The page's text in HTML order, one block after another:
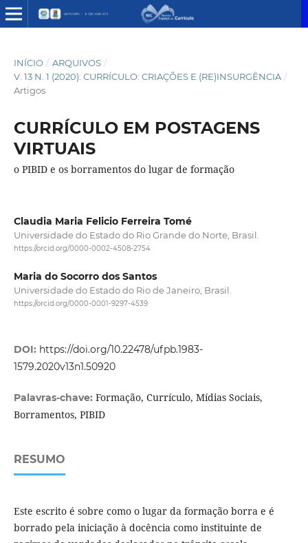
INÍCIO / ARQUIVOS /
V. 13 N. 1 (2020): CURRÍCULO: CRIAÇÕES E (RE)INSURGÊNCIA /
Artigos
CURRÍCULO EM POSTAGENS
VIRTUAIS
o PIBID e os borramentos do lugar de formação
Claudia Maria Felicio Ferreira Tomé
Universidade do Estado do Rio Grande do Norte, Brasil.
https://orcid.org/0000-0002-4508-2754
Maria do Socorro dos Santos
Universidade do Estado do Rio de Janeiro, Brasil.
https://orcid.org/0000-0001-9297-4539
DOI: https://doi.org/10.22478/ufpb.1983-
1579.2020v13n1.50920
Palavras-chave: Formação, Currículo, Mídias Sociais,
Borramentos, PIBID
RESUMO
Este escrito é sobre como o lugar da formação borra e é
borrado pela iniciação à docência como instituinte de